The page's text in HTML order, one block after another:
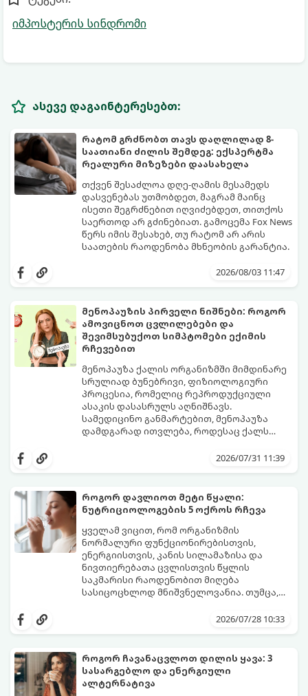
იმპოსტერის სინდრომი
ასევე დაგაინტერესებთ:
რატომ გრძნობთ თავს დაღლილად 8-
საათიანი ძილის შემდეგ: ექსპერტმა
რეალური მიზეზები დაასახელა
თქვენ შესაძლოა დღე-ღამის მესამედს
დასვენებას უთმობდეთ, მაგრამ მაინც
ისეთი შეგრძნებით იღვიძებდეთ, თითქოს
საერთოდ არ გძინებიათ. გამოცემა Fox News
წერს იმის შესახებ, თუ რატომ არ არის
საათების რაოდენობა მხნეობის გარანტია.
2026/08/03 11:47
მენოპაუზის პირველი ნიშნები: როგორ
ამოვიცნოთ ცვლილებები და
შევიმსუბუქოთ სიმპტომები ექიმის
რჩევებით
მენოპაუზა ქალის ორგანიზმში მიმდინარე
სრულიად ბუნებრივი, ფიზიოლოგიური
პროცესია, რომელიც რეპროდუქციული
ასაკის დასასრულს აღნიშნავს.
სამედიცინო განმარტებით, მენოპაუზა
დამდგარად ითვლება, როდესაც ქალს
ცვლილებები ამ მომენტამდე ბევრად ადრე
საშუალოდ 40-დან 50 წლამდე ასაკში იწყება
და შესაძლოა 4-დან 8 წლამდე
გაგრძელდეს).
იმისათვის, რომ ეს პერიოდი შფოთვის
გარეშე გაიაროთ, მნიშვნელოვანია
იცოდეთ, რა სიგნალებს გზავნის ორგანიზმი
და როგორ შეიმსუბუქოთ მდგომარეობა
მეან-გინეკოლოგებისა და
ნუტრიციოლოგების რეკომენდაციებით.
2026/07/31 11:39
როგორ დავლიოთ მეტი წყალი:
ნუტრიციოლოგების 5 ოქროს რჩევა
ყველამ ვიცით, რომ ორგანიზმის
ნორმალური ფუნქციონირებისთვის,
ენერგიისთვის, კანის სილამაზისა და
ნივთიერებათა ცვლისთვის წყლის
საკმარისი რაოდენობით მიღება
სასიცოცხლოდ მნიშვნელოვანია. თუმცა,
უბრალოდ ჩვევის არქონის გამო, დღის
გამოწვევად რჩება.
დალევა ან მისი გემო მოსაწყენი
დაგეხმარებათ, წყლის სმა
ყოველდღიურ, სასიამოვნო ჩვევად
აქციოთ.
2026/07/28 10:33
როგორ ჩავანაცვლოთ დილის ყავა: 3
სასარგებლო და ენერგიული
ალტერნატივა